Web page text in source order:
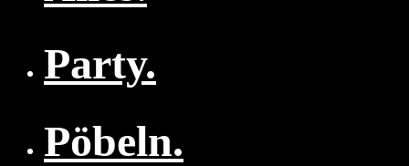
Party.
Pöbeln.